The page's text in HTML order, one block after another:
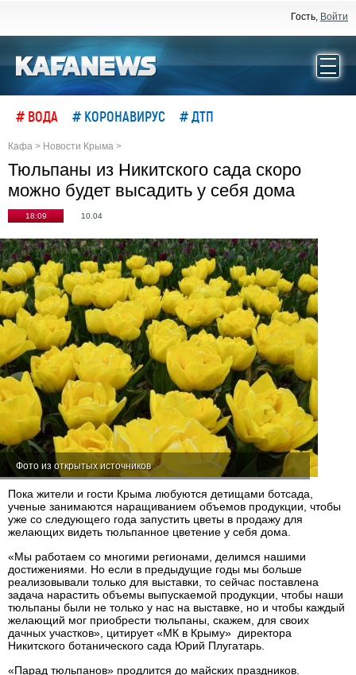
Гость, Войти
# ВОДА # КОРОНАВИРУС # ДТП
Кафа > Новости Крыма >
Тюльпаны из Никитского сада скоро
можно будет высадить у себя дома
18:09 10.04
Фото из открытых источников
Пока жители и гости Крыма любуются детищами ботсада,
ученые занимаются наращиванием объемов продукции, чтобы
уже со следующего года запустить цветы в продажу для
желающих видеть тюльпанное цветение у себя дома.
«Мы работаем со многими регионами, делимся нашими
достижениями. Но если в предыдущие годы мы больше
реализовывали только для выставки, то сейчас поставлена
задача нарастить объемы выпускаемой продукции, чтобы наши
тюльпаны были не только у нас на выставке, но и чтобы каждый
желающий мог приобрести тюльпаны, скажем, для своих
дачных участков», цитирует «МК в Крыму» директора
Никитского ботанического сада Юрий Плугатарь.
«Парад тюльпанов» продлится до майских праздников.